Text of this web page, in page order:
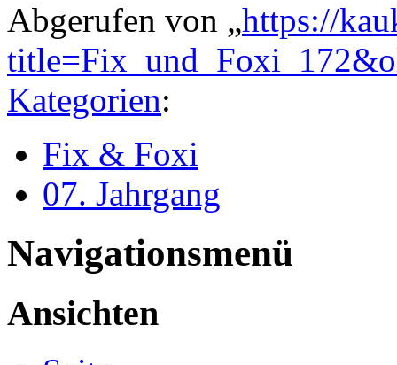
Abgerufen von „https://
Kategorien:
Fix & Foxi
07. Jahrgang
Navigationsmenü
Ansichten